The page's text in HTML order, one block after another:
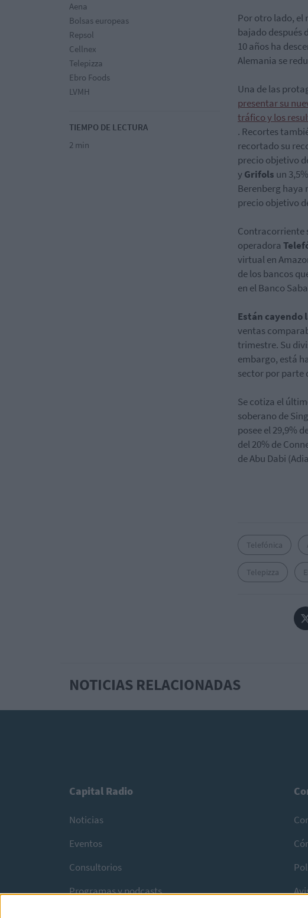
Aena
Bolsas europeas
Repsol
Cellnex
Telepizza
Ebro Foods
LVMH
TIEMPO DE LECTURA
2 min
Por otro lado, el
bajado después
10 años ha
Alemania se
Una de las
presentar su
tráfico y los
. Recortes
recortado su
precio objetivo
yGrifols un
Berenberg haya
precio objetivo
Contracorriente
operadora
virtual en
de los bancos
en el Banco
Están cayendo
ventas
trimestre. Su
embargo, está
sector por parte
Se cotiza el
soberano de
posee el 29,9%
del 20% de
de Abu Dabi
Telefónica
Telepizza
NOTICIAS RELACIONADAS
Capital Radio
Noticias
Eventos
Consultorios
Programas y podcasts